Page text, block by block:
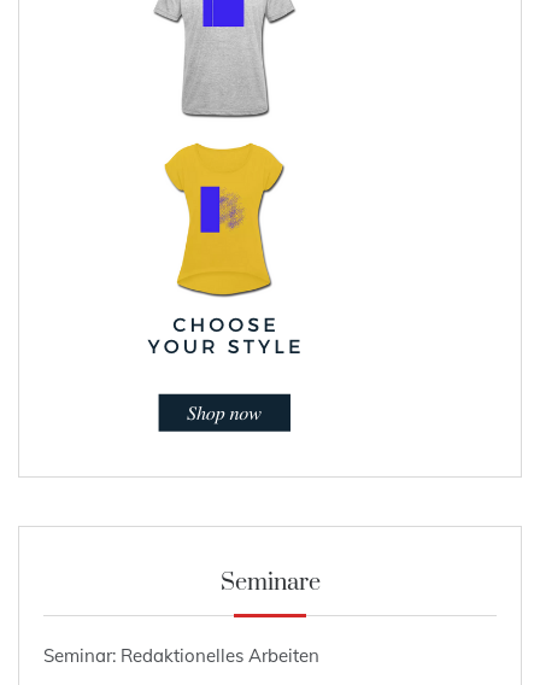
Seminare
Seminar: Redaktionelles Arbeiten